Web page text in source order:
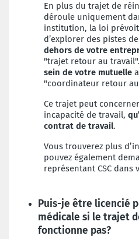
En plus du trajet de
déroule uniquement
institution, la loi
d’explorer des pistes
dehors de votre
"trajet retour au
sein de votre mutuelle
"coordinateur retour
Ce trajet peut
incapacité de travail,
contrat de travail.
Vous trouverez plus
pouvez également
représentant CSC dans
Puis-je être licencié
médicale si le trajet
fonctionne pas?